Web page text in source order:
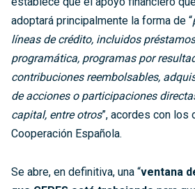
adoptará principalmente la forma de “
líneas de crédito, incluidos
programática, programas por
contribuciones reembolsables,
de acciones o participaciones
capital, entre otros”, acordes con los
Cooperación Española.
Se abre, en definitiva, una “ventana